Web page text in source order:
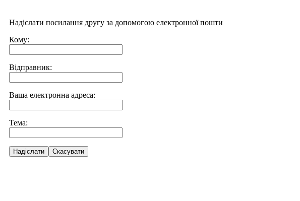
Надіслати посилання другу за допомогою електронної пошти
Кому:
Відправник:
Ваша електронна адреса:
Тема:
Надіслати Скасувати